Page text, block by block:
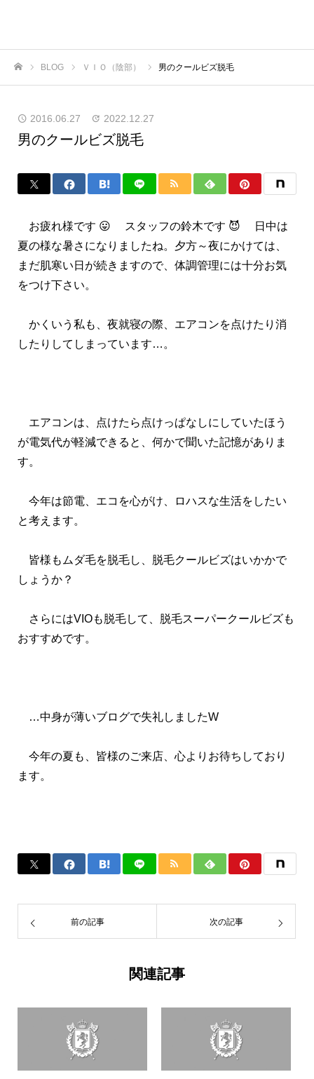
BLOG ＶＩＯ（陰部） 男のクールビズ脱毛
2016.06.27 2022.12.27
男のクールビズ脱毛
お疲れ様です 😛 スタッフの鈴木です 😈 日中は
夏の様な暑さになりましたね。夕方～夜にかけては、
まだ肌寒い日が続きますので、体調管理には十分お気
をつけ下さい。
かくいう私も、夜就寝の際、エアコンを点けたり消
したりしてしまっています…。
エアコンは、点けたら点けっぱなしにしていたほう
が電気代が軽減できると、何かで聞いた記憶がありま
す。
今年は節電、エコを心がけ、ロハスな生活をしたい
と考えます。
皆様もムダ毛を脱毛し、脱毛クールビズはいかかで
しょうか？
さらにはVIOも脱毛して、脱毛スーパークールビズも
おすすめです。
…中身が薄いブログで失礼しましたW
今年の夏も、皆様のご来店、心よりお待ちしており
ます。
前の記事 次の記事
関連記事